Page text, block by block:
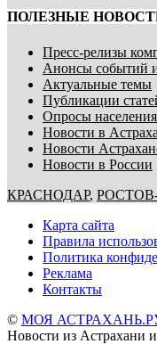
ПОЛЕЗНЫЕ
Пресс-релизы
Анонсы событий
Актуальные темы
Публикации
Опросы населения
Новости в
Новости
Новости в России
КРАСНОДАР,
Карта сайта
Правила
Политика
Реклама
Контакты
© МОЯ
Новости из Астрахани